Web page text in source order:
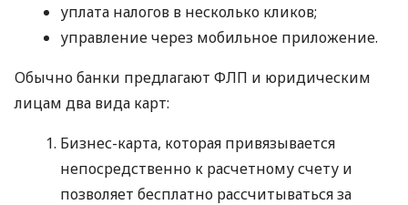
уплата налогов в несколько кликов;
управление через мобильное приложение.
Обычно банки предлагают ФЛП и юридическим
лицам два вида карт:
Бизнес-карта, которая привязывается
непосредственно к расчетному счету и
позволяет бесплатно рассчитываться за